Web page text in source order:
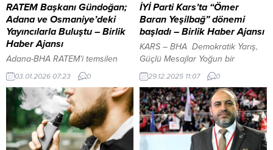
RATEM Başkanı Gündoğan;
Adana ve Osmaniye’deki
Yayıncılarla Buluştu – Birlik
Haber Ajansı
Adana-BHA RATEM’i temsilen
toplantıda; RATEM Başkanı Vedat
Gündoğan, Yönetim Kurulu Üyesi
Muzaffer Taş, Bilim ve Teknik
Kurulu Üyesi İsmail Hüyüklü,
Haysiyet Kurulu Üyesi Özkan
Ürkmez, Denetim Kurulu Üyeleri
Celal Ordu ve Çetin Ulucan ile
03.01.2026 07:23 0
İYİ Parti Kars’ta “Ömer
Baran Yeşilbağ” dönemi
başladı – Birlik Haber Ajansı
KARS – BHA ​ Demokratik Yarış,
Güçlü Mesajlar Yoğun bir
katılımla gerçekleşen kongre,
birlik ve beraberlik havasında
geçti. Yapılan oylama sonucunda
Ömer Baran Yeşilbağ 178 oy
alırken, rakibi Ayşe Tarlak Yılmaz
139 oyda kaldı. 7 oyun geçersiz
sayıldığı seçimlerin ardından
29.12.2025 11:07 0